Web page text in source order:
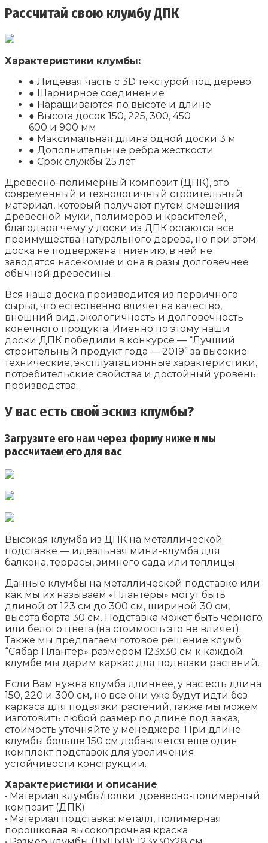
Рассчитай свою клумбу ДПК
Характеристики клумбы:
● Лицевая часть с 3D текстурой под дерево
● Шарнирное соединение
● Наращиваются по высоте и длине
● Высота досок 150, 225, 300, 450
600 и 900 мм
● Максимальная длина одной доски 3 м
● Дополнительные ребра жесткости
● Срок службы 25 лет
Древесно-полимерный композит (ДПК), это
современный и технологичный строительный
материал, который получают путем смешения
древесной муки, полимеров и красителей,
благодаря чему у доски из ДПК остаются все
преимущества натурального дерева, но при этом
доска не подвержена гниению, в ней не
заводятся насекомые и она в разы долговечнее
обычной древесины.
Вся наша доска производится из первичного
сырья, что естественно влияет на качество,
внешний вид, экологичность и долговечность
конечного продукта. Именно по этому наши
доски ДПК победили в конкурсе — “Лучший
строительный продукт года — 2019” за высокие
технические, эксплуатационные характеристики,
потребительские свойства и достойный уровень
производства.
У вас есть свой эскиз клумбы?
Загрузите его нам через форму ниже и мы
рассчитаем его для вас
Высокая клумба из ДПК на металлической
подставке — идеальная мини-клумба для
балкона, террасы, зимнего сада или теплицы.
Данные клумбы на металлической подставке или
как мы их называем «Плантеры» могут быть
длиной от 123 см до 300 см, шириной 30 см,
высота борта 30 см. Подставка может быть черного
или белого цвета (на стоимость это не влияет).
Также мы предлагаем готовое решение клумб
“Сябар Плантер» размером 123х30 см к каждой
клумбе мы дарим каркас для подвязки растений.
Если Вам нужна клумба длиннее, у нас есть длина
150, 220 и 300 см, но все они уже будут идти без
каркаса для подвязки растений, также мы можем
изготовить любой размер по длине под заказ,
стоимость уточняйте у менеджера. При длине
клумбы больше 150 см добавляется еще один
комплект подставок для увеличения
устойчивости конструкции.
Характеристики и описание
• Материал клумбы/полки: древесно-полимерный
композит (ДПК)
• Материал подставка: металл, полимерная
порошковая высокопрочная краска